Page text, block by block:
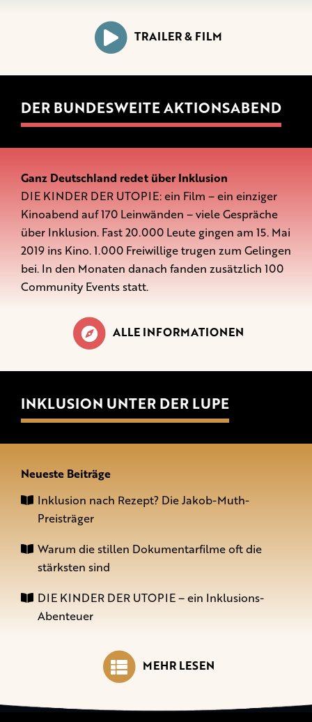
TRAILER & FILM
DER BUNDESWEITE AKTIONSABEND
Ganz Deutschland redet über Inklusion
DIE KINDER DER UTOPIE: ein Film – ein einziger
Kinoabend auf 170 Leinwänden – viele Gespräche
über Inklusion. Fast 20.000 Leute gingen am 15. Mai
2019 ins Kino. 1.000 Freiwillige trugen zum Gelingen
bei. In den Monaten danach fanden zusätzlich 100
Community Events statt.
ALLE INFORMATIONEN
INKLUSION UNTER DER LUPE
Neueste Beiträge
Inklusion nach Rezept? Die Jakob-Muth-
Preisträger
Warum die stillen Dokumentarfilme oft die
stärksten sind
DIE KINDER DER UTOPIE – ein Inklusions-
Abenteuer
MEHR LESEN